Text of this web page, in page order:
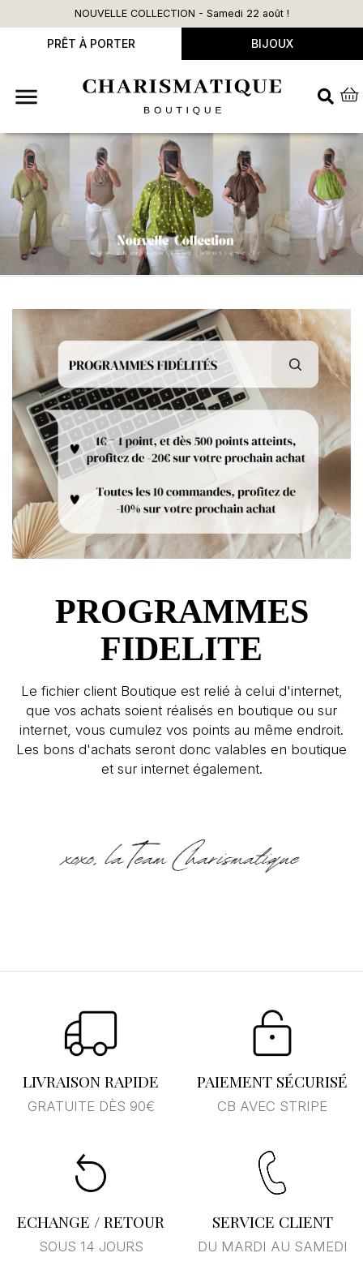
NOUVELLE COLLECTION - Samedi 22 août !
PRÊT À PORTER BIJOUX

PROGRAMMES
FIDELITE
Le fichier client Boutique est relié à celui d'internet,
que vos achats soient réalisés en boutique ou sur
internet, vous cumulez vos points au même endroit.
Les bons d'achats seront donc valables en boutique
et sur internet également.
LIVRAISON RAPIDE
GRATUITE DÈS 90€
PAIEMENT SÉCURISÉ
CB AVEC STRIPE
ECHANGE / RETOUR
SOUS 14 JOURS
SERVICE CLIENT
DU MARDI AU SAMEDI
Vous devez être connecté pour enregistrer des
produits dans votre liste d'envies.